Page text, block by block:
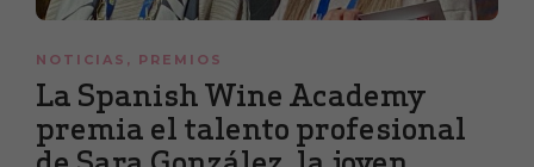
NOTICIAS , PREMIOS
La Spanish Wine Academy
premia el talento profesional